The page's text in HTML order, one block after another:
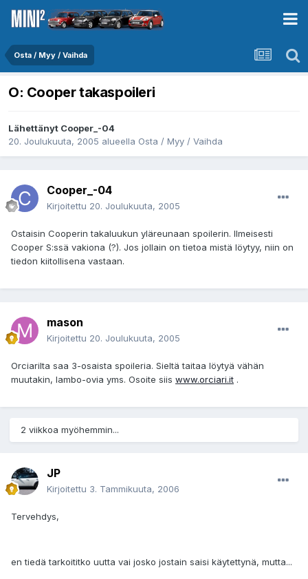
Osta / Myy / Vaihda
O: Cooper takaspoileri
Lähettänyt Cooper_-04
20. Joulukuuta, 2005 alueella Osta / Myy / Vaihda
Cooper_-04
Kirjoitettu 20. Joulukuuta, 2005
Ostaisin Cooperin takaluukun yläreunaan spoilerin. Ilmeisesti
Cooper S:ssä vakiona (?). Jos jollain on tietoa mistä löytyy, niin on
tiedon kiitollisena vastaan.
mason
Kirjoitettu 20. Joulukuuta, 2005
Orciarilta saa 3-osaista spoileria. Sieltä taitaa löytyä vähän
muutakin, lambo-ovia yms. Osoite siis www.orciari.it .
2 viikkoa myöhemmin...
JP
Kirjoitettu 3. Tammikuuta, 2006
Tervehdys,
en tiedä tarkoititko uutta vai josko jostain saisi käytettynä, mutta...